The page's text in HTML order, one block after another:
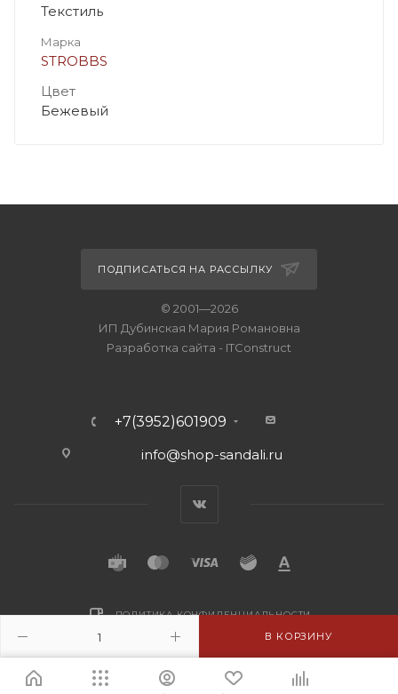
В КОРЗИНУ
Текстиль
Марка
STROBBS
Цвет
Бежевый
ПОДПИСАТЬСЯ НА РАССЫЛКУ
© 2001—2026
ИП Дубинская Мария Романовна
Разработка сайта - ITConstruct
+7(3952)601909
info@shop-sandali.ru
ПОЛИТИКА КОНФИДЕНЦИАЛЬНОСТИ